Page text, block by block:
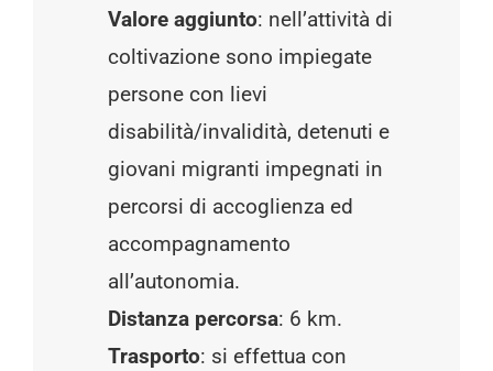
Valore aggiunto: nell’attività di
coltivazione sono impiegate
persone con lievi
disabilità/invalidità, detenuti e
giovani migranti impegnati in
percorsi di accoglienza ed
accompagnamento
all’autonomia.
Distanza percorsa: 6 km.
Trasporto: si effettua con